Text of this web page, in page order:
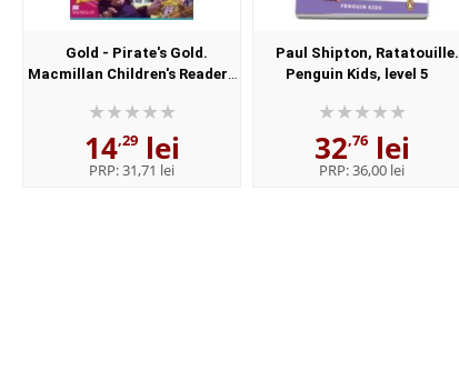
Gold - Pirate's Gold.
Macmillan Children's Readers
14,29lei
PRP:31,71 lei
Paul Shipton, Ratatouille.
Penguin Kids, level 5
32,76lei
PRP:36,00 lei